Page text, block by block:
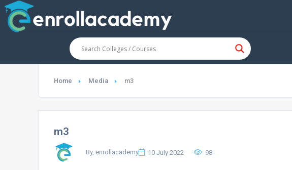
Home Media m3
m3
By, enrollacademy 10 July 2022 98